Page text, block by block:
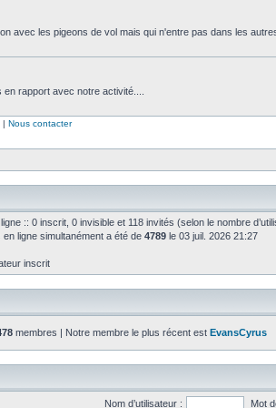
avec les pigeons de vol mais qui n'entre pas dans les
rapport avec notre activité....
| Nous contacter
:: 0 inscrit, 0 invisible et 118 invités (selon le nombre
en ligne simultanément a été de 4789 le 03 juil. 2026 21:27
inscrit
membres | Notre membre le plus récent est EvansCyrus
Nom d’utilisateur : Mot